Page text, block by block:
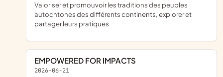
valoriser et promouvoir les traditions des peuples
autochtones des différents continents, explorer et
partager leurs pratiques
EMPOWERED FOR IMPACTS
2026-06-21